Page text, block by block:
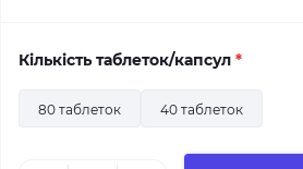
Кількість таблеток/капсул *
80 таблеток 40 таблеток